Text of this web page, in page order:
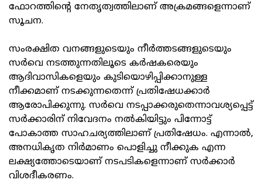
ഫോറത്തിന്റെ നേതൃത്വത്തിലാണ് അക്രമങ്ങളെന്നാണ്
സൂചന.
സംരക്ഷിത വനങ്ങളുടെയും നീര്‍ത്തടങ്ങളുടെയും
സര്‍വെ നടത്തുന്നതിലൂടെ കര്‍ഷകരെയും
ആദിവാസികളെയും കുടിയൊഴിപ്പിക്കാനുള്ള
നീക്കമാണ് നടക്കുന്നതെന്ന് പ്രതിഷേധക്കാര്‍
ആരോപിക്കുന്നു. സര്‍വെ നടപ്പാക്കരുതെന്നാവശ്യപ്പെട്ട്
സര്‍ക്കാരിന് നിവേദനം നല്‍കിയിട്ടും പിന്നോട്ട്
പോകാത്ത സാഹചര്യത്തിലാണ് പ്രതിഷേധം. എന്നാല്‍,
അനധികൃത നിര്‍മാണം പൊളിച്ചു നീക്കുക എന്ന
ലക്ഷ്യത്തോടെയാണ് നടപടികളെന്നാണ് സര്‍ക്കാര്‍
വിശദീകരണം.